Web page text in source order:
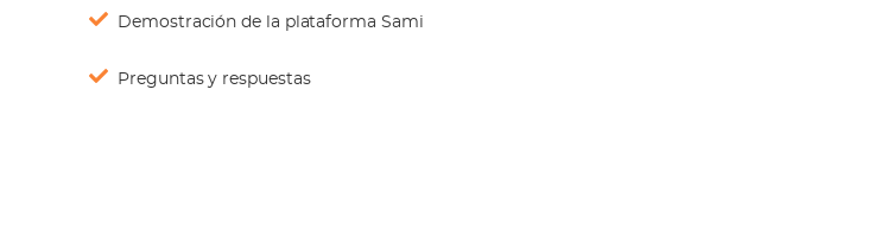
Demostración de la plataforma Sami
Preguntas y respuestas